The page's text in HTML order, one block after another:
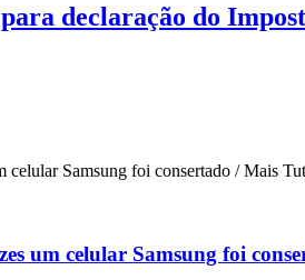
declaração do
um celular Samsung foi